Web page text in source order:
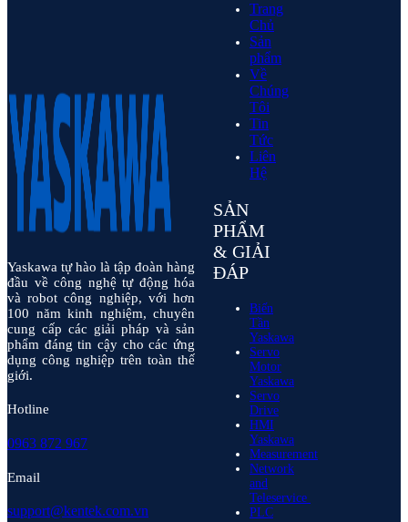
Yaskawa tự hào là tập đoàn hàng
đầu về công nghệ tự động hóa
và robot công nghiệp, với hơn
100 năm kinh nghiệm, chuyên
cung cấp các giải pháp và sản
phẩm đáng tin cậy cho các ứng
dụng công nghiệp trên toàn thế
giới.
Hotline
0963 872 967
Email
support@kentek.com.vn
Trang
Chủ
Sản
phẩm
Về
Chúng
Tôi
Tin
Tức
Liên
Hệ
SẢN
PHẨM
& GIẢI
ĐÁP
Biến
Tần
Yaskawa
Servo
Motor
Yaskawa
Servo
Drive
HMI
Yaskawa
Measurement
Network
and
Teleservice
PLC